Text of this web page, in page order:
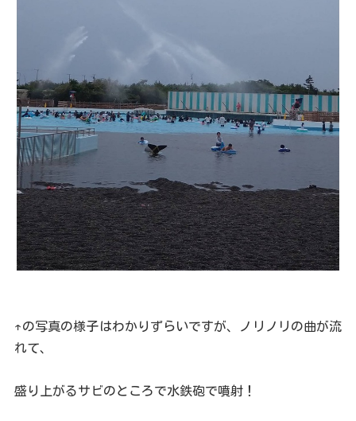
↑の写真の様子はわかりずらいですが、ノリノリの曲が流
れて、
盛り上がるサビのところで水鉄砲で噴射！